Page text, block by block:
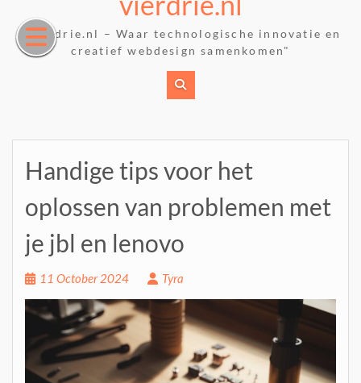
content
"Vierdrie.nl – Waar technologische innovatie en
creatief webdesign samenkomen"
Handige tips voor het
oplossen van problemen met
je jbl en lenovo
11 October 2024 Tyra